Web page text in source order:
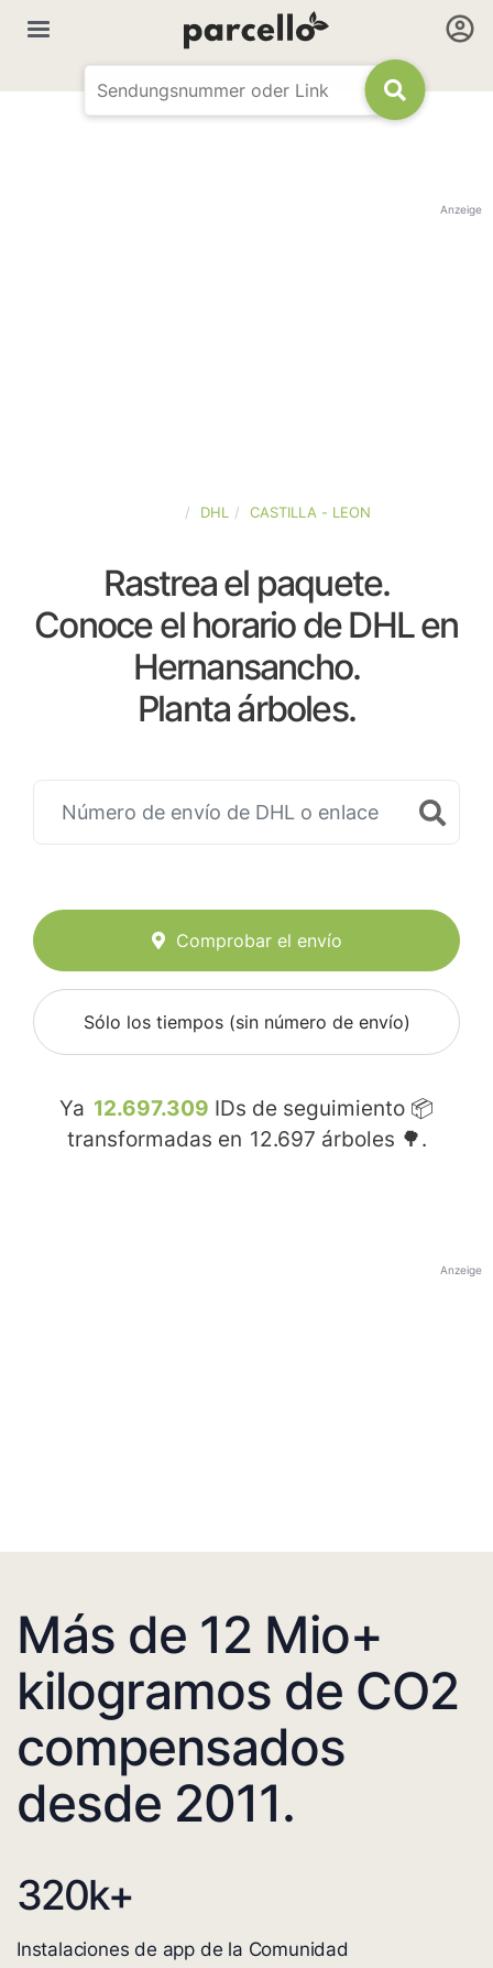
Anzeige
DHL CASTILLA - LEON
Rastrea el paquete.
Conoce el horario de DHL en
Hernansancho.
Planta árboles.
Comprobar el envío
Sólo los tiempos (sin número de envío)
Ya 12.697.309 IDs de seguimiento 📦
transformadas en 12.697 árboles 🌳.
Anzeige
Más de 12 Mio+
kilogramos de CO2
compensados
desde 2011.
320k+
Instalaciones de app de la Comunidad